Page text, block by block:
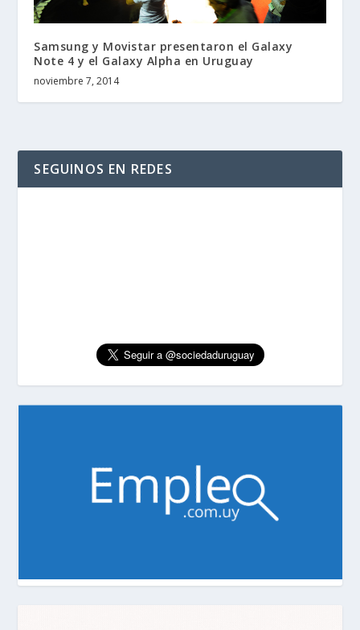
Samsung y Movistar presentaron el Galaxy
Note 4 y el Galaxy Alpha en Uruguay
noviembre 7, 2014
SEGUINOS EN REDES